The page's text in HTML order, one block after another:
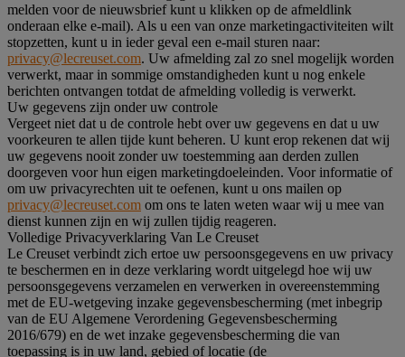
melden voor de nieuwsbrief kunt u klikken op de afmeldlink
onderaan elke e-mail). Als u een van onze marketingactiviteiten wilt
stopzetten, kunt u in ieder geval een e-mail sturen naar:
privacy@lecreuset.com. Uw afmelding zal zo snel mogelijk worden
verwerkt, maar in sommige omstandigheden kunt u nog enkele
berichten ontvangen totdat de afmelding volledig is verwerkt.
Uw gegevens zijn onder uw controle
Vergeet niet dat u de controle hebt over uw gegevens en dat u uw
voorkeuren te allen tijde kunt beheren. U kunt erop rekenen dat wij
uw gegevens nooit zonder uw toestemming aan derden zullen
doorgeven voor hun eigen marketingdoeleinden. Voor informatie of
om uw privacyrechten uit te oefenen, kunt u ons mailen op
privacy@lecreuset.com om ons te laten weten waar wij u mee van
dienst kunnen zijn en wij zullen tijdig reageren.
Volledige Privacyverklaring Van Le Creuset
Le Creuset verbindt zich ertoe uw persoonsgegevens en uw privacy
te beschermen en in deze verklaring wordt uitgelegd hoe wij uw
persoonsgegevens verzamelen en verwerken in overeenstemming
met de EU-wetgeving inzake gegevensbescherming (met inbegrip
van de EU Algemene Verordening Gegevensbescherming
2016/679) en de wet inzake gegevensbescherming die van
toepassing is in uw land, gebied of locatie (de